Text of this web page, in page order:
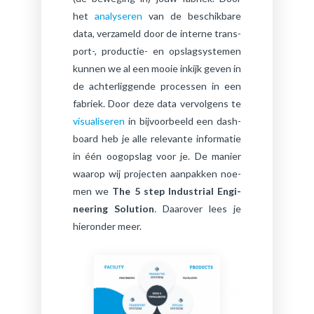
het ana­ly­se­ren van de be­schik­ba­re
data, ver­za­meld door de in­ter­ne trans­
port-, pro­duc­tie- en op­slag­sys­te­men
kun­nen we al een mooie in­kijk geven in
de ach­ter­lig­gen­de pro­ces­sen in een
fa­briek. Door deze data ver­vol­gens te
vi­su­a­li­se­ren in bij­voor­beeld een dash­
board heb je alle re­le­van­te in­for­ma­tie
in één oog­op­slag voor je. De ma­nier
waar­op wij pro­jec­ten aan­pak­ken noe­
men we The 5 step In­du­stri­al En­gi­
nee­ring So­lu­ti­on. Daar­over lees je
hier­on­der meer.